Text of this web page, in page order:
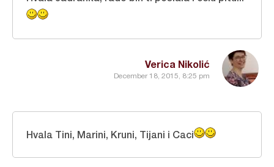
Verica Nikolić
December 18, 2015, 8:25 pm
Hvala Tini, Marini, Kruni, Tijani i Caci